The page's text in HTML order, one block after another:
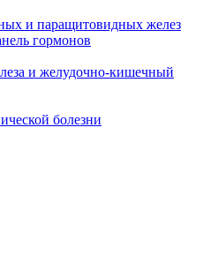
и паращитовидных желез
гормонов
и желудочно-кишечный
болезни